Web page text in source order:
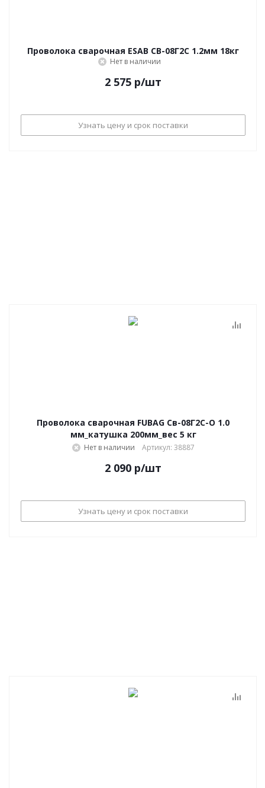
Проволока сварочная ESAB СВ-08Г2С 1.2мм 18кг
Нет в наличии
2 575 р/шт
Узнать цену и срок поставки
Проволока сварочная FUBAG Св-08Г2С-О 1.0
мм_катушка 200мм_вес 5 кг
Нет в наличии Артикул: 38887
2 090 р/шт
Узнать цену и срок поставки